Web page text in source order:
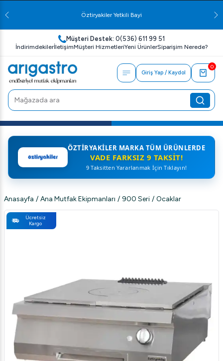
Öztiryakiler Yetkili Bayi
Müşteri Destek: 0(536) 611 99 51
İndirimdekilerİletişimMüşteri HizmetleriYeni ÜrünlerSiparişim Nerede?
Giriş Yap / Kaydol
0
ÖZTIRYAKILER MARKA TÜM ÜRÜNLERDE
VADE FARKSIZ 9 TAKSIT!
9 Taksitten Yararlanmak İçin Tıklayın!
Anasayfa / Ana Mutfak Ekipmanları / 900 Seri / Ocaklar
Ücretsiz
Kargo